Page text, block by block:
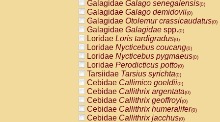
Galagidae Galago senegalensis(0)
Galagidae Galago demidovii(0)
Galagidae Otolemur crassicaudatus(0)
Galagidae Galagidae spp.(0)
Loridae Loris tardigradus(0)
Loridae Nycticebus coucang(0)
Loridae Nycticebus pygmaeus(0)
Loridae Perodicticus potto(0)
Tarsiidae Tarsius syrichta(0)
Cebidae Callimico goeldii(0)
Cebidae Callithrix argentata(0)
Cebidae Callithrix geoffroyi(0)
Cebidae Callithrix humeralifer(0)
Cebidae Callithrix jacchus(0)